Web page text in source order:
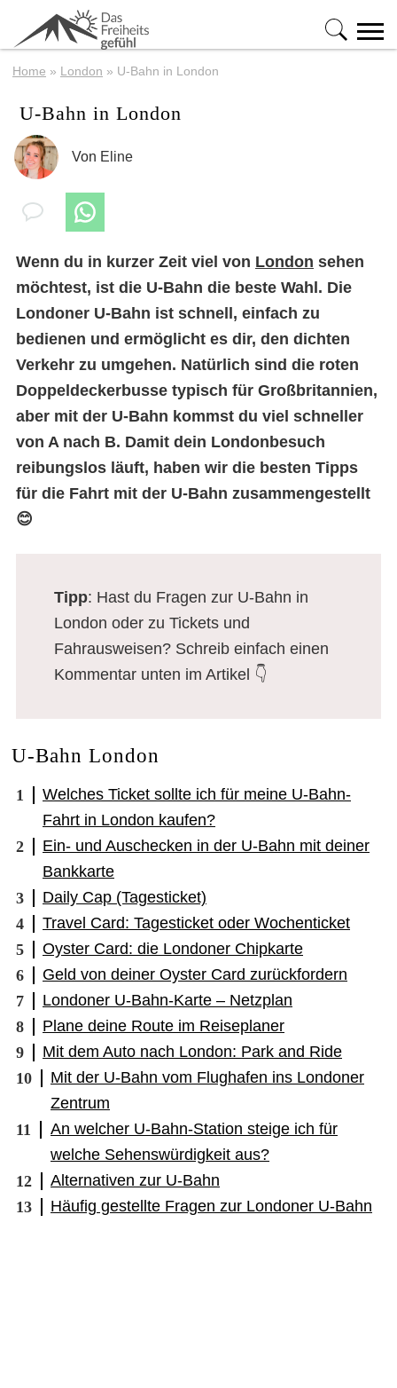
Home » London » U-Bahn in London
U-Bahn in London
Von Eline
Wenn du in kurzer Zeit viel von London sehen
möchtest, ist die U-Bahn die beste Wahl. Die
Londoner U-Bahn ist schnell, einfach zu
bedienen und ermöglicht es dir, den dichten
Verkehr zu umgehen. Natürlich sind die roten
Doppeldeckerbusse typisch für Großbritannien,
aber mit der U-Bahn kommst du viel schneller
von A nach B. Damit dein Londonbesuch
reibungslos läuft, haben wir die besten Tipps
für die Fahrt mit der U-Bahn zusammengestellt
😊
Tipp: Hast du Fragen zur U-Bahn in
London oder zu Tickets und
Fahrausweisen? Schreib einfach einen
Kommentar unten im Artikel 👇
U-Bahn London
Welches Ticket sollte ich für meine U-Bahn-
Fahrt in London kaufen?
Ein- und Auschecken in der U-Bahn mit deiner
Bankkarte
Daily Cap (Tagesticket)
Travel Card: Tagesticket oder Wochenticket
Oyster Card: die Londoner Chipkarte
Geld von deiner Oyster Card zurückfordern
Londoner U-Bahn-Karte – Netzplan
Plane deine Route im Reiseplaner
Mit dem Auto nach London: Park and Ride
Mit der U-Bahn vom Flughafen ins Londoner
Zentrum
An welcher U-Bahn-Station steige ich für
welche Sehenswürdigkeit aus?
Alternativen zur U-Bahn
Häufig gestellte Fragen zur Londoner U-Bahn